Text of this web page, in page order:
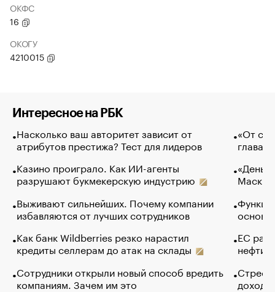
ОКФС
16
ОКОГУ
4210015
Интересное на РБК
Насколько ваш авторитет зависит от
атрибутов престижа? Тест для лидеров
Казино проиграло. Как ИИ-агенты
разрушают букмекерскую индустрию
Выживают сильнейших. Почему компании
избавляются от лучших сотрудников
Как банк Wildberries резко нарастил
кредиты селлерам до атак на склады
Сотрудники открыли новый способ вредить
компаниям. Зачем им это
«От
глава
Маск в
основ
ЕС
нефти